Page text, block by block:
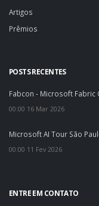
Artigos
Prêmios
POSTS RECENTES
Fabcon - Microsoft Fabric
00:00 16 Mar 2026
Microsoft AI Tour São
00:00 11 Fev 2026
ENTRE EM CONTATO